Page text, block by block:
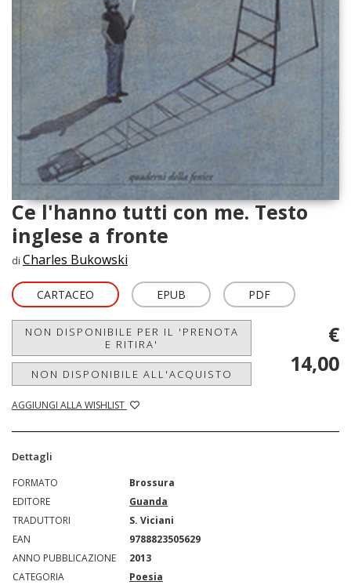
Ce l'hanno tutti con me. Testo
inglese a fronte
di Charles Bukowski
CARTACEO EPUB PDF
NON DISPONIBILE PER IL 'PRENOTA
E RITIRA'
NON DISPONIBILE ALL'ACQUISTO
AGGIUNGI ALLA WISHLIST
€
14,00
Dettagli
FORMATO
Brossura
EDITORE
Guanda
TRADUTTORI
S. Viciani
EAN
9788823505629
ANNO PUBBLICAZIONE
2013
CATEGORIA
Poesia